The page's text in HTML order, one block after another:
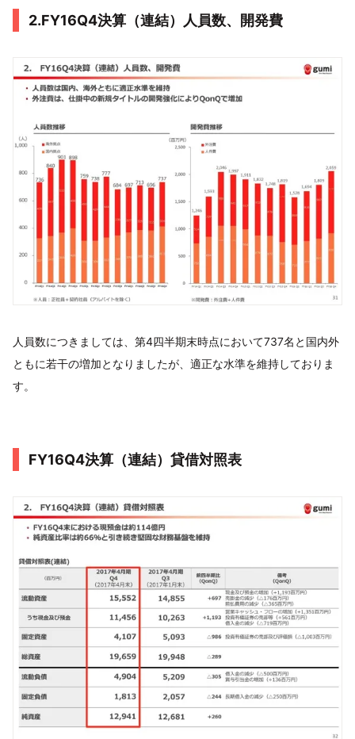
2.FY16Q4決算（連結）人員数、開発費
人員数につきましては、第4四半期末時点において737名と国内外
ともに若干の増加となりましたが、適正な水準を維持しておりま
す。
FY16Q4決算（連結）貸借対照表